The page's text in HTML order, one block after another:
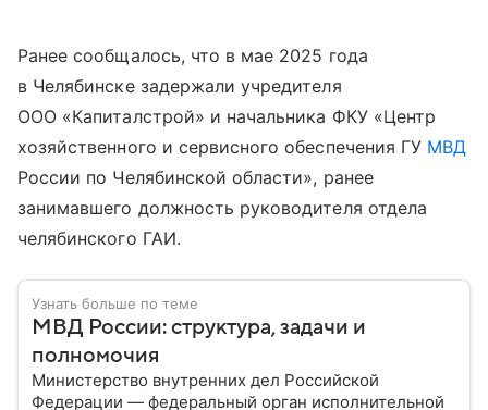
Ранее сообщалось, что в мае 2025 года
в Челябинске задержали учредителя
ООО «Капиталстрой» и начальника ФКУ «Центр
хозяйственного и сервисного обеспечения ГУ МВД
России по Челябинской области», ранее
занимавшего должность руководителя отдела
челябинского ГАИ.
Узнать больше по теме
МВД России: структура, задачи и
полномочия
Министерство внутренних дел Российской
Федерации — федеральный орган исполнительной